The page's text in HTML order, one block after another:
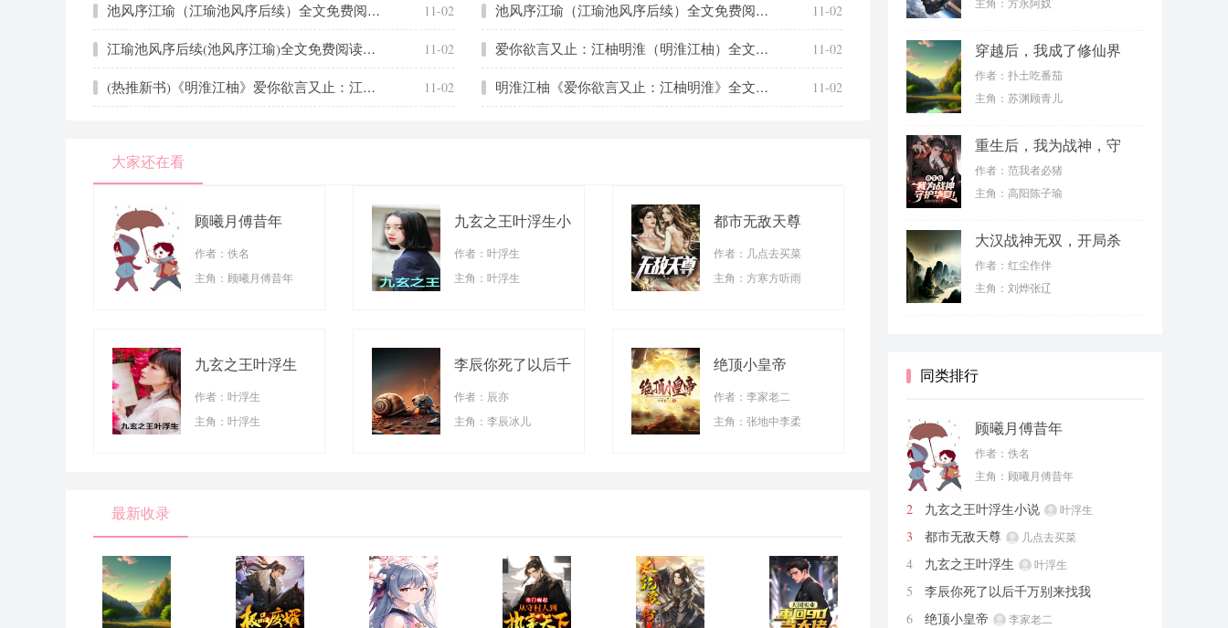
池风序江瑜（江瑜池风序后续）全文免费阅读无弹窗大结局_(池风序江瑜)江瑜池风序后续无弹窗最新章节列表_笔趣阁（池风序江瑜） 11-02 池风序江瑜（江瑜池风序后续）全文免费阅读无弹窗大结局_（江瑜池风序后续）池风序江瑜最新章节列表_笔趣阁（池风序江瑜） 11-02
江瑜池风序后续(池风序江瑜)全文免费阅读无弹窗大结局_(池风序江瑜)江瑜池风序后续无弹窗最新章节列表_笔趣阁(池风序江瑜) 11-02 爱你欲言又止：江柚明淮（明淮江柚）全文免费阅读无弹窗大结局_（明淮江柚）爱你欲言又止：江柚明淮最新章节列表_笔趣阁（明淮江柚） 11-02
(热推新书)《明淮江柚》爱你欲言又止：江柚明淮_抖音热推爱你欲言又止：江柚明淮无弹窗阅读 11-02 明淮江柚《爱你欲言又止：江柚明淮》全文免费阅读无弹窗大结局_(明淮江柚) 11-02
大家还在看
顾曦月傅昔年
作者：佚名
主角：顾曦月傅昔年
九玄之王叶浮生小
作者：叶浮生
主角：叶浮生
都市无敌天尊
作者：几点去买菜
主角：方寒方听雨
九玄之王叶浮生
作者：叶浮生
主角：叶浮生
李辰你死了以后千
作者：辰亦
主角：李辰冰儿
绝顶小皇帝
作者：李家老二
主角：张地中李柔
最新收录
穿越后，我成了修仙界
第一师傅
作者：扑土吃番茄
主角：苏渊顾青儿
重生后，我为战神，守
护华夏！
作者：范我者必猪
主角：高阳陈子瑜
大汉战神无双，开局杀
敌如切菜
作者：红尘作伴
主角：刘烨张辽
同类排行
顾曦月傅昔年
作者：佚名
主角：顾曦月傅昔年
2 九玄之王叶浮生小说 叶浮生
3 都市无敌天尊 几点去买菜
4 九玄之王叶浮生 叶浮生
5 李辰你死了以后千万别来找我
辰亦
6 绝顶小皇帝 李家老二